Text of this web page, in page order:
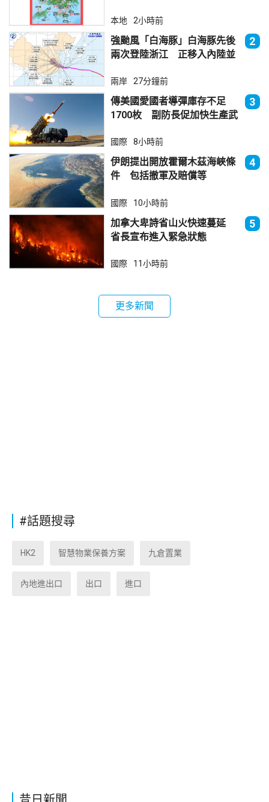
本地 2小時前
強颱風「白海豚」白海豚先後
兩次登陸浙江 正移入內陸並
2
兩岸 27分鐘前
傳美國愛國者導彈庫存不足
1700枚 副防長促加快生產武
3
國際 8小時前
伊朗提出開放霍爾木茲海峽條
件 包括撤軍及賠償等
4
國際 10小時前
加拿大卑詩省山火快速蔓延
省長宣布進入緊急狀態
5
國際 11小時前
更多新聞
#話題搜尋
HK2 智慧物業保養方案 九倉置業
內地進出口 出口 進口